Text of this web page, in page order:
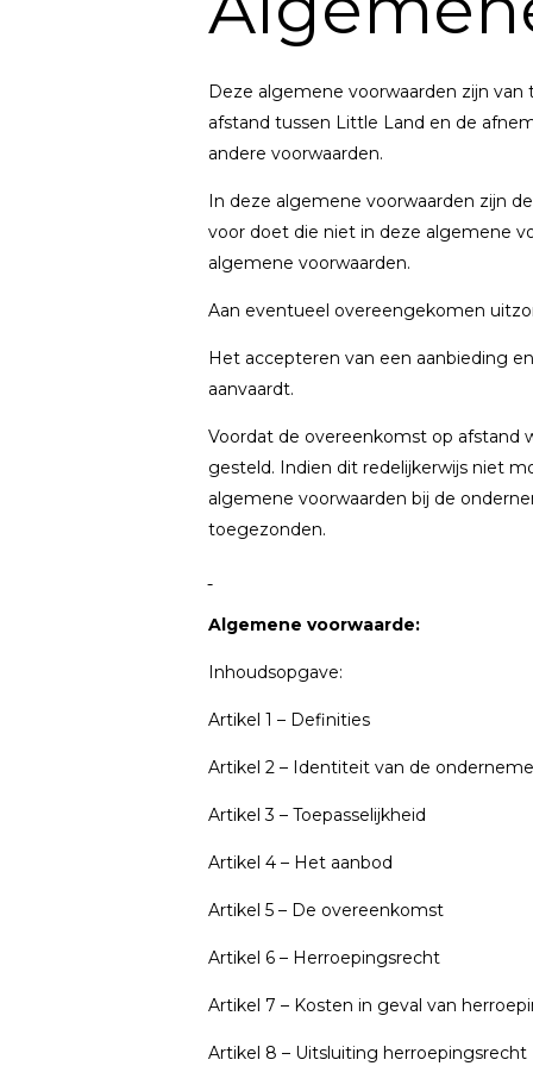
Deze algemene voorwaarden zijn
afstand tussen Little Land en de
andere voorwaarden.
In deze algemene voorwaarden zijn
voor doet die niet in deze algemene
algemene voorwaarden.
Aan eventueel overeengekomen
Het accepteren van een aanbieding
aanvaardt.
Voordat de overeenkomst op afstand
gesteld. Indien dit redelijkerwijs niet
algemene voorwaarden bij de
toegezonden.
Algemene voorwaarde:
Inhoudsopgave:
Artikel 1 – Definities
Artikel 2 – Identiteit van de
Artikel 3 – Toepasselijkheid
Artikel 4 – Het aanbod
Artikel 5 – De overeenkomst
Artikel 6 – Herroepingsrecht
Artikel 7 – Kosten in geval van
Artikel 8 – Uitsluiting herroepingsrecht